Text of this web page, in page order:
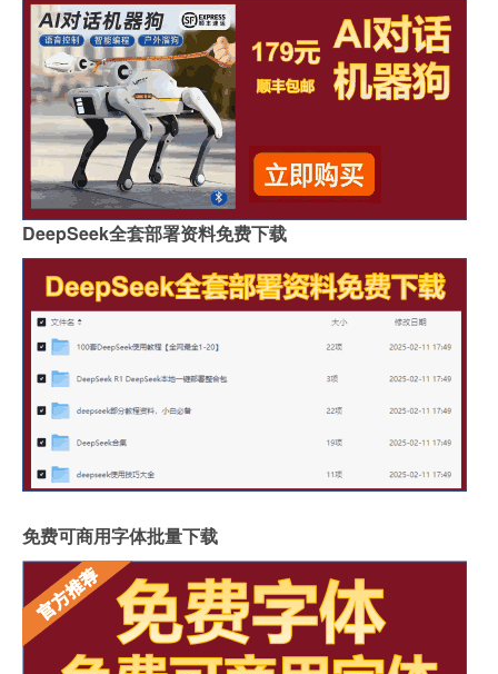
DeepSeek全套部署资料免费下载
免费可商用字体批量下载